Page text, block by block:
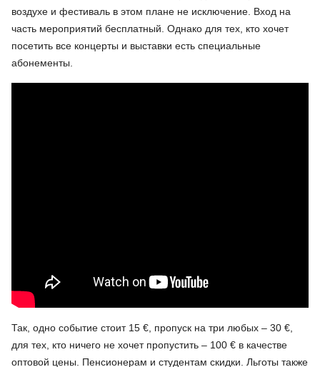
воздухе и фестиваль в этом плане не исключение. Вход на
часть мероприятий бесплатный. Однако для тех, кто хочет
посетить все концерты и выставки есть специальные
абонементы.
Так, одно событие стоит 15 €, пропуск на три любых – 30 €,
для тех, кто ничего не хочет пропустить – 100 € в качестве
оптовой цены. Пенсионерам и студентам скидки. Льготы также